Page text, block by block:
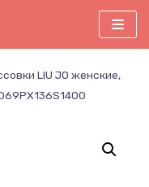
LIU JO женские,